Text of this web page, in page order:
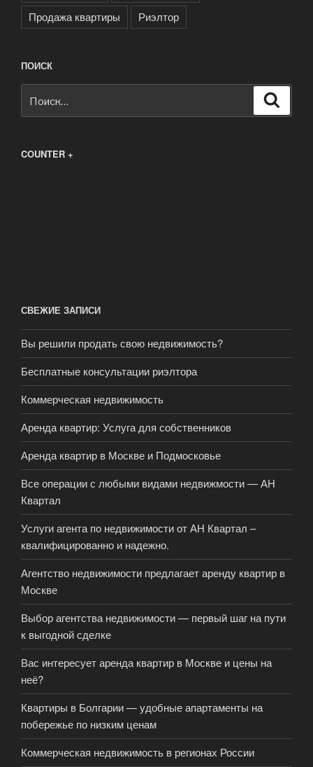
Продажа квартиры
Риэлтор
ПОИСК
COUNTER +
СВЕЖИЕ ЗАПИСИ
Вы решили продать свою недвижимость?
Бесплатные консультации риэлтора
Коммерческая недвижимость
Аренда квартир: Услуга для собственников
Аренда квартир в Москве и Подмосковье
Все операции с любыми видами недвижмости — АН
Квартал
Услуги агента по недвижимости от АН Квартал –
квалифицированно и надежно.
Агентство недвижимости предлагает аренду квартир в
Москве
Выбор агентства недвижимости — первый шаг на пути
к выгодной сделке
Вас интересует аренда квартир в Москве и цены на
неё?
Квартиры в Болгарии — удобные апартаменты на
побережье по низким ценам
Коммерческая недвижимость в регионах России